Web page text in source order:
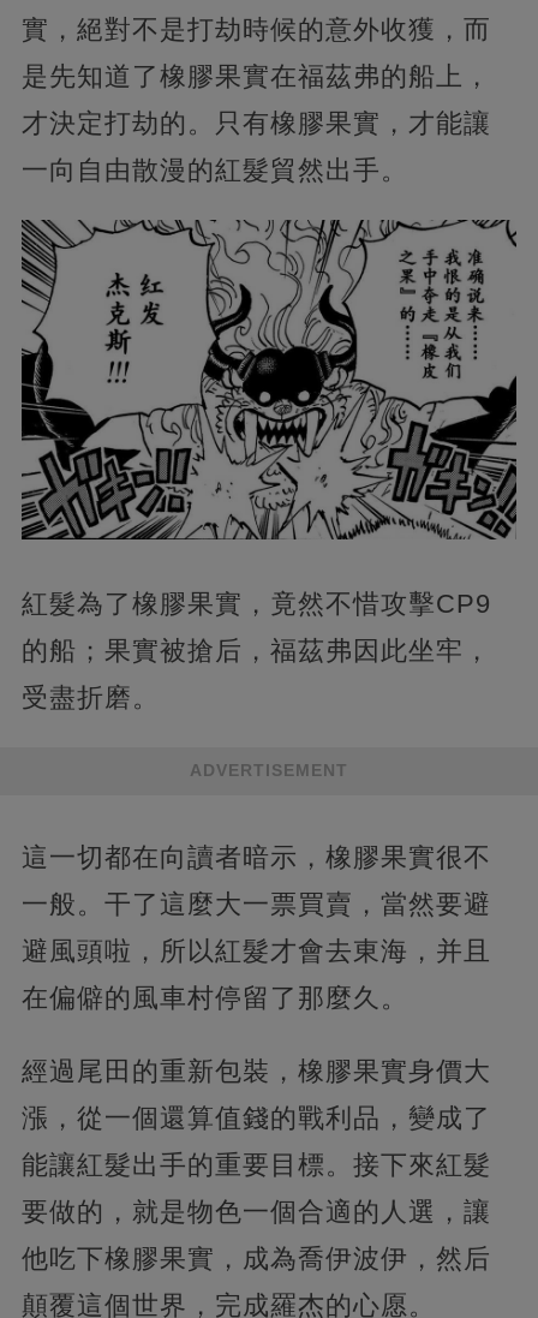
實，絕對不是打劫時候的意外收獲，而
是先知道了橡膠果實在福茲弗的船上，
才決定打劫的。只有橡膠果實，才能讓
一向自由散漫的紅髮貿然出手。
紅髮為了橡膠果實，竟然不惜攻擊CP9
的船；果實被搶后，福茲弗因此坐牢，
受盡折磨。
ADVERTISEMENT
這一切都在向讀者暗示，橡膠果實很不
一般。干了這麼大一票買賣，當然要避
避風頭啦，所以紅髮才會去東海，并且
在偏僻的風車村停留了那麼久。
經過尾田的重新包裝，橡膠果實身價大
漲，從一個還算值錢的戰利品，變成了
能讓紅髮出手的重要目標。接下來紅髮
要做的，就是物色一個合適的人選，讓
他吃下橡膠果實，成為喬伊波伊，然后
顛覆這個世界，完成羅杰的心愿。